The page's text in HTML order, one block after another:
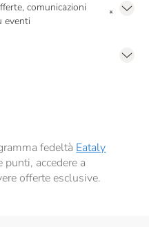
comunicazioni
eventi
*
in caso di consenso prestato ai
fedeltà Eataly
accedere a
offerte esclusive.